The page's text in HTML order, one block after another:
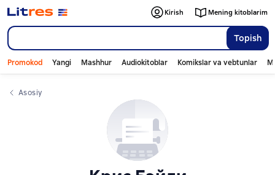
Topish
Kirish Mening kitoblarim
Promokod Yangi Mashhur Audiokitoblar Komikslar va vebtunlar
Asosiy
Слайдер с книгами
Слайдер с книгами